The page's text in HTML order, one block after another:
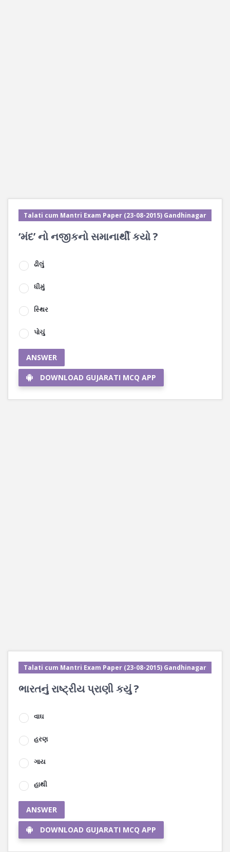
Talati cum Mantri Exam Paper (23-08-2015) Gandhinagar
‘મંદ’ નો નજીકનો સમાનાર્થી કયો ?
ઢીલું
ધીમું
સ્થિર
પોચું
ANSWER
DOWNLOAD GUJARATI MCQ APP
Talati cum Mantri Exam Paper (23-08-2015) Gandhinagar
ભારતનું રાષ્ટ્રીય પ્રાણી કયું ?
વાઘ
હરણ
ગાય
હાથી
ANSWER
DOWNLOAD GUJARATI MCQ APP